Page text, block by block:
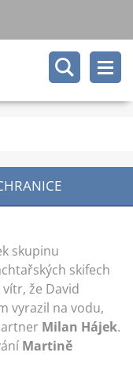
skupinu
skifech
že David
vyrazil na vodu,
Milan Hájek.
Martině